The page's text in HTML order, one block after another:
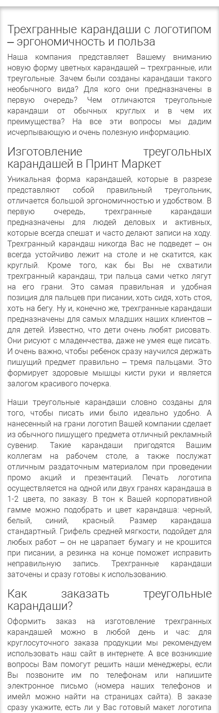
Трехгранные карандаши с логотипом
– эргономичность и польза
Наша компания представляет Вашему вниманию
новую форму цветных карандашей – трехгранные, или
треугольные. Зачем были созданы карандаши такого
необычного вида? Для кого они предназначены в
первую очередь? Чем отличаются треугольные
карандаши от обычных круглых и в чем их
преимущества? На все эти вопросы мы дадим
исчерпывающую и очень полезную информацию.
Изготовление треугольных
карандашей в Принт Маркет
Уникальная форма карандашей, которые в разрезе
представляют собой правильный треугольник,
отличается большой эргономичностью и удобством. В
первую очередь, трехгранные карандаши
предназначены для людей деловых и активных,
которые всегда спешат и часто делают записи на ходу.
Трехгранный карандаш никогда Вас не подведет – он
всегда устойчиво лежит на столе и не скатится, как
круглый. Кроме того, как бы Вы не схватили
трехгранный карандаш, три пальца сами четко лягут
на его грани. Это самая правильная и удобная
позиция для пальцев при писании, хоть сидя, хоть стоя,
хоть на бегу. Ну и, конечно же, трехгранные карандаши
предназначены для самых младших наших клиентов –
для детей. Известно, что дети очень любят рисовать.
Они рисуют с младенчества, даже не умея еще писать.
И очень важно, чтобы ребенок сразу научился держать
пишущий предмет правильно – тремя пальцами. Это
формирует здоровые мышцы кисти руки и является
залогом красивого почерка.
Наши треугольные карандаши словно созданы для
того, чтобы писать ими было идеально удобно. А
нанесенный на грани логотип Вашей компании сделает
из обычного пишущего предмета отличный рекламный
сувенир. Такие карандаши пригодятся Вашим
коллегам на рабочем столе, а также послужат
отличным раздаточным материалом при проведении
промо акций и презентаций. Печать логотипа
осуществляется на одной или двух гранях карандаша в
1-2 цвета, по заказу. В тон к Вашей корпоративной
гамме можно подобрать и цвет карандаша: черный,
белый, синий, красный. Размер карандаша
стандартный. Грифель средней мягкости, подойдет для
любых работ – он не царапает бумагу и не крошится
при писании, а резинка на конце поможет исправить
неправильную запись. Трехгранные карандаши
заточены и сразу готовы к использованию.
Как заказать треугольные
карандаши?
Оформить заказ на изготовление трехгранных
карандашей можно в любой день и час: для
круглосуточного заказа продукции мы рекомендуем
использовать наш сайт в интернете. А все возникшие
вопросы Вам помогут решить наши менеджеры, если
Вы позвоните им по телефонам или напишите
электронное письмо (номера наших телефонов и
имейл можно найти на страницах сайта). В заказе
сразу укажите, есть ли у Вас готовый макет логотипа